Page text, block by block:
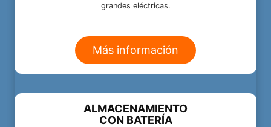
grandes eléctricas.
Más información
ALMACENAMIENTO
CON BATERÍA